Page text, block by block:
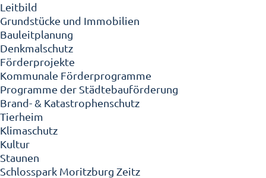
Leitbild
Grundstücke und Immobilien
Bauleitplanung
Denkmalschutz
Förderprojekte
Kommunale Förderprogramme
Programme der Städtebauförderung
Brand- & Katastrophenschutz
Tierheim
Klimaschutz
Kultur
Staunen
Schlosspark Moritzburg Zeitz